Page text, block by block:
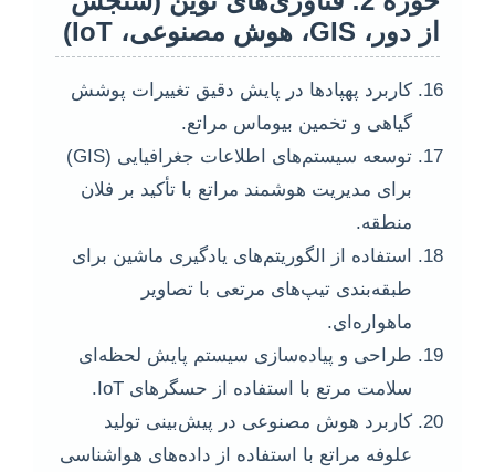
از دور، GIS، هوش مصنوعی، IoT)
کاربرد پهپادها در پایش دقیق تغییرات پوشش
گیاهی و تخمین بیوماس مراتع.
توسعه سیستم‌های اطلاعات جغرافیایی (GIS)
برای مدیریت هوشمند مراتع با تأکید بر فلان
منطقه.
استفاده از الگوریتم‌های یادگیری ماشین برای
طبقه‌بندی تیپ‌های مرتعی با تصاویر
ماهواره‌ای.
طراحی و پیاده‌سازی سیستم پایش لحظه‌ای
سلامت مرتع با استفاده از حسگرهای IoT.
کاربرد هوش مصنوعی در پیش‌بینی تولید
علوفه مراتع با استفاده از داده‌های هواشناسی